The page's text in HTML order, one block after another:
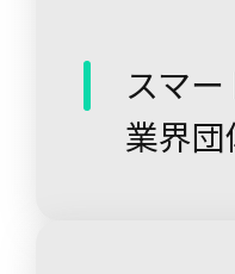
スマ
業界